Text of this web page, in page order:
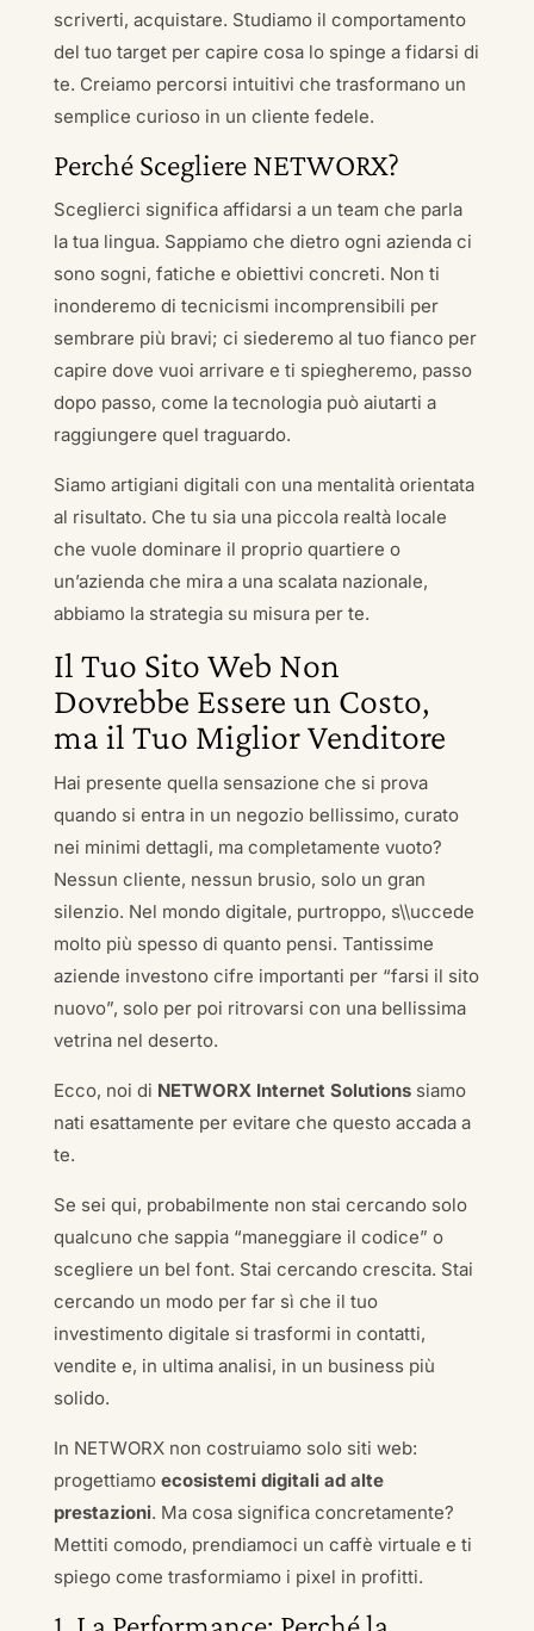
scriverti, acquistare. Studiamo il comportamento
del tuo target per capire cosa lo spinge a fidarsi di
te. Creiamo percorsi intuitivi che trasformano un
semplice curioso in un cliente fedele.
Perché Scegliere NETWORX?
Sceglierci significa affidarsi a un team che parla
la tua lingua. Sappiamo che dietro ogni azienda ci
sono sogni, fatiche e obiettivi concreti. Non ti
inonderemo di tecnicismi incomprensibili per
sembrare più bravi; ci siederemo al tuo fianco per
capire dove vuoi arrivare e ti spiegheremo, passo
dopo passo, come la tecnologia può aiutarti a
raggiungere quel traguardo.
Siamo artigiani digitali con una mentalità orientata
al risultato. Che tu sia una piccola realtà locale
che vuole dominare il proprio quartiere o
un’azienda che mira a una scalata nazionale,
abbiamo la strategia su misura per te.
Il Tuo Sito Web Non
Dovrebbe Essere un Costo,
ma il Tuo Miglior Venditore
Hai presente quella sensazione che si prova
quando si entra in un negozio bellissimo, curato
nei minimi dettagli, ma completamente vuoto?
Nessun cliente, nessun brusio, solo un gran
silenzio. Nel mondo digitale, purtroppo, s\\uccede
molto più spesso di quanto pensi. Tantissime
aziende investono cifre importanti per “farsi il sito
nuovo”, solo per poi ritrovarsi con una bellissima
vetrina nel deserto.
Ecco, noi di NETWORX Internet Solutionssiamo
nati esattamente per evitare che questo accada a
te.
Se sei qui, probabilmente non stai cercando solo
qualcuno che sappia “maneggiare il codice” o
scegliere un bel font. Stai cercando crescita. Stai
cercando un modo per far sì che il tuo
investimento digitale si trasformi in contatti,
vendite e, in ultima analisi, in un business più
solido.
In NETWORX non costruiamo solo siti web:
progettiamo ecosistemi digitali ad alte
prestazioni. Ma cosa significa concretamente?
Mettiti comodo, prendiamoci un caffè virtuale e ti
spiego come trasformiamo i pixel in profitti.